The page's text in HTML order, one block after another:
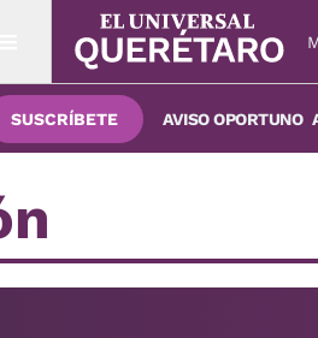
SUSCRÍBETE AVISO OPORTUNO